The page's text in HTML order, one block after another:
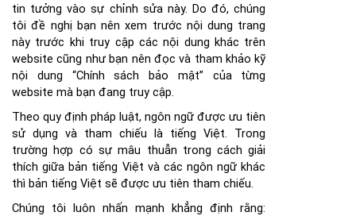
tin tưởng vào sự chỉnh sửa này. Do đó, chúng
tôi đề nghị bạn nên xem trước nội dung trang
này trước khi truy cập các nội dung khác trên
website cũng như bạn nên đọc và tham khảo kỹ
nội dung “Chính sách bảo mật” của từng
website mà bạn đang truy cập.
Theo quy định pháp luật, ngôn ngữ được ưu tiên
sử dụng và tham chiếu là tiếng Việt. Trong
trường hợp có sự mâu thuẫn trong cách giải
thích giữa bản tiếng Việt và các ngôn ngữ khác
thì bản tiếng Việt sẽ được ưu tiên tham chiếu.
Chúng tôi luôn nhấn mạnh khẳng định rằng: